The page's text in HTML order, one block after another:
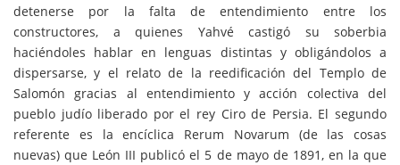
detenerse por la falta de entendimiento entre los
constructores, a quienes Yahvé castigó su soberbia
haciéndoles hablar en lenguas distintas y obligándolos a
dispersarse, y el relato de la reedificación del Templo de
Salomón gracias al entendimiento y acción colectiva del
pueblo judío liberado por el rey Ciro de Persia. El segundo
referente es la encíclica Rerum Novarum (de las cosas
nuevas) que León III publicó el 5 de mayo de 1891, en la que